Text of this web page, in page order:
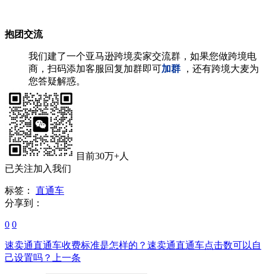
抱团交流
我们建了一个亚马逊跨境卖家交流群，如果您做跨境电
商，扫码添加客服回复加群即可加群
，还有跨境大麦为
您答疑解惑。
目前30万+人
已关注加入我们
标签：
直通车
分享到：
0 0
速卖通直通车收费标准是怎样的？速卖通直通车点击数可以自
己设置吗？
上一条